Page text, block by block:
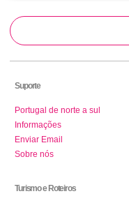
Suporte
Portugal de norte a sul
Informações
Enviar Email
Sobre nós
Turismo e Roteiros